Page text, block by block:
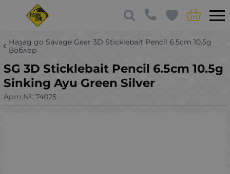
Назад до Savage Gear 3D Sticklebait Pencil 6.5cm 10.5g
Воблер
SG 3D Sticklebait Pencil 6.5cm 10.5g
Sinking Ayu Green Silver
Арт.№: 74025